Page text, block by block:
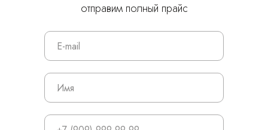
отправим полный прайс
© 2024 ЛС Дентал Групп